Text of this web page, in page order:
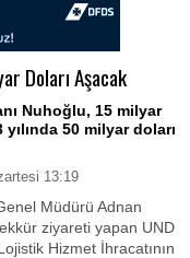
Doları Aşacak
Nuhoğlu, 15 milyar
50 milyar doları
13:19
Müdürü Adnan
ziyareti yapan UND
Hizmet İhracatının